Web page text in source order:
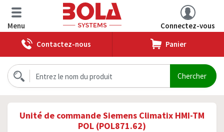
Menu
Connectez-vous
Contactez-nous
Panier
Unité de commande Siemens Climatix HMI-TM
POL (POL871.62)